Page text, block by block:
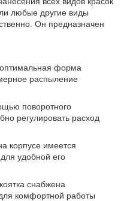
любые другие виды
Он предназначен
форма
распыление
поворотного
регулировать расход
корпусе имеется
удобной его
снабжена
комфортной работы